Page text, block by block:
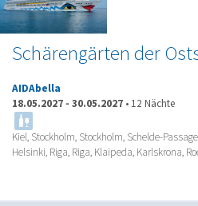
Schärengärten der
AIDAbella
18.05.2027 - 30.05.2027 • 12 Nächte
Kiel, Stockholm, Stockholm, Schelde-
Helsinki, Riga, Riga, Klaipeda, Karlskrona,